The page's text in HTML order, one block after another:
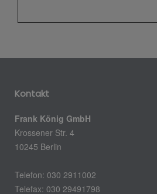
Kontakt
Frank König GmbH
Krossener Str. 4
10245 Berlin
Telefon: 030 2911002
Telefax: 030 29491798